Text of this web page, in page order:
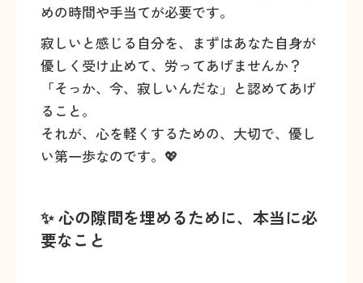
めの時間や手当てが必要です。
寂しいと感じる自分を、まずはあなた自身が
優しく受け止めて、労ってあげませんか？
「そっか、今、寂しいんだな」と認めてあげ
ること。
それが、心を軽くするための、大切で、優し
い第一歩なのです。💖
✨ 心の隙間を埋めるために、本当に必
要なこと